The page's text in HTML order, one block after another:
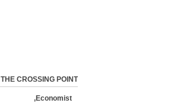
THE CROSSING POINT
Economist,